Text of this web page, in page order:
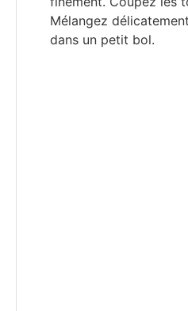
Mélangez
dans un petit bol.